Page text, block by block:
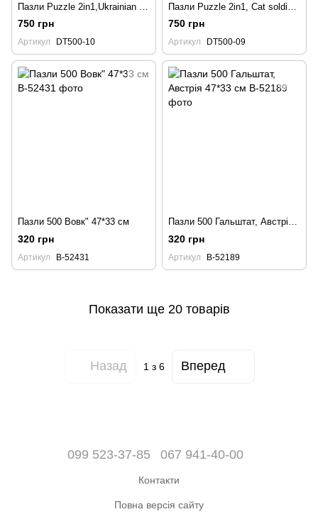
750 грн
Артикул DT500-10
750 грн
Артикул DT500-09
Пазли 500 Вовк" 47*33 см
320 грн
Артикул B-52431
Пазли 500 Гальштат, Австрія 47*33 см
320 грн
Артикул B-52189
Показати ще 20 товарів
Назад 1 з 6 Вперед
099 523-37-85 067 941-40-00
Контакти
Повна версія сайту